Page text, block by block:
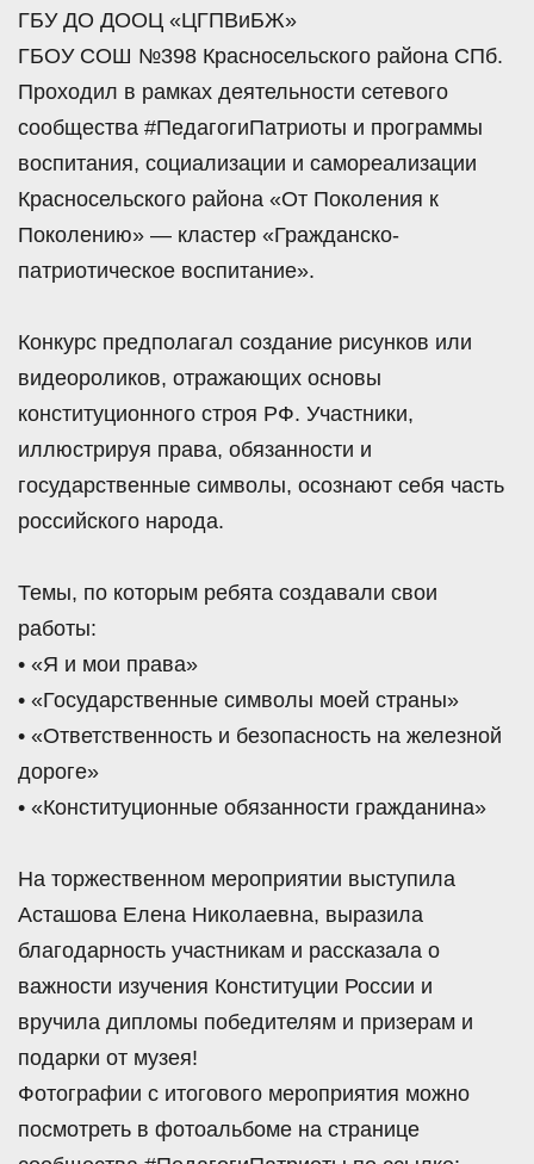
ГБУ ДО ДООЦ «ЦГПВиБЖ»
ГБОУ СОШ №398 Красносельского района СПб.
Проходил в рамках деятельности сетевого
сообщества #ПедагогиПатриоты и программы
воспитания, социализации и самореализации
Красносельского района «От Поколения к
Поколению» — кластер «Гражданско-
патриотическое воспитание».
Конкурс предполагал создание рисунков или
видеороликов, отражающих основы
конституционного строя РФ. Участники,
иллюстрируя права, обязанности и
государственные символы, осознают себя часть
российского народа.
Темы, по которым ребята создавали свои
работы:
• «Я и мои права»
• «Государственные символы моей страны»
• «Ответственность и безопасность на железной
дороге»
• «Конституционные обязанности гражданина»
На торжественном мероприятии выступила
Асташова Елена Николаевна, выразила
благодарность участникам и рассказала о
важности изучения Конституции России и
вручила дипломы победителям и призерам и
подарки от музея!
Фотографии с итогового мероприятия можно
посмотреть в фотоальбоме на странице